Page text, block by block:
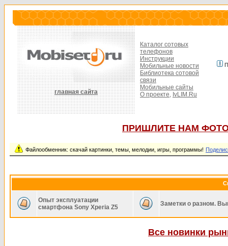
главная сайта
Каталог сотовых
телефонов
Инструкции
Мобильные новости
Библиотека сотовой
связи
Мобильные сайты
О проекте, IvLIM.Ru
ПРИШЛИТЕ НАМ
Файлообменник: скачай картинки, темы, мелодии, игры, программы!
Опыт эксплуатации
смартфона Sony Xperia Z5
Заметки о разном.
Все новинки